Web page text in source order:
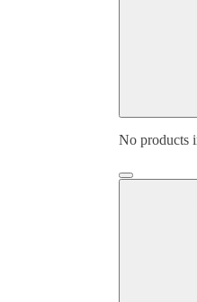
No products